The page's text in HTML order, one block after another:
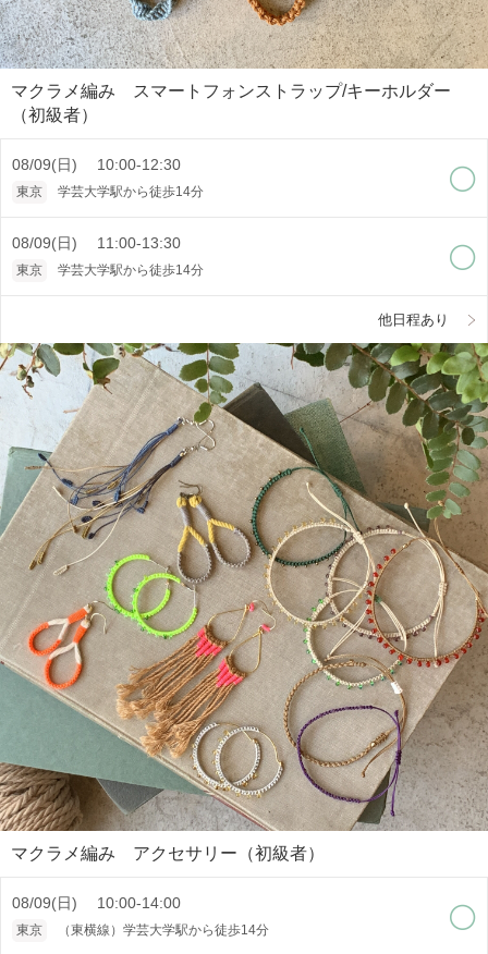
マクラメ編み スマートフォンストラップ/キーホルダー
（初級者）
08/09(日) 10:00-12:30
東京 学芸大学駅から徒歩14分
08/09(日) 11:00-13:30
東京 学芸大学駅から徒歩14分
他日程あり
マクラメ編み アクセサリー（初級者）
08/09(日) 10:00-14:00
東京 （東横線）学芸大学駅から徒歩14分